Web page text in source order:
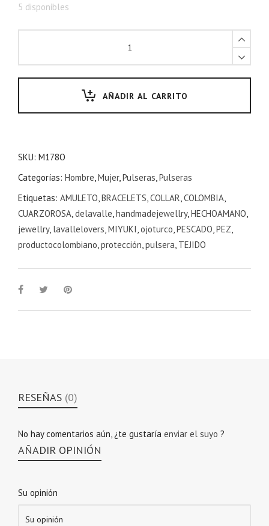
5 disponibles
AÑADIR AL CARRITO
SKU: M178O
Categorías: Hombre,Mujer,Pulseras,Pulseras
Etiquetas: AMULETO,BRACELETS,COLLAR,COLOMBIA,
CUARZOROSA,delavalle,handmadejewellry,HECHOAMANO,
jewellry, lavallelovers,MIYUKI,ojoturco,PESCADO,PEZ,
productocolombiano,protección,pulsera, TEJIDO
RESEÑAS (0)
No hay comentarios aún, ¿te gustaría enviar el suyo ?
AÑADIR OPINIÓN
Su opinión